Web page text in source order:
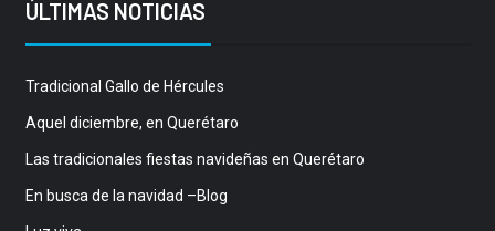
ÚLTIMAS NOTICIAS
Tradicional Gallo de Hércules
Aquel diciembre, en Querétaro
Las tradicionales fiestas navideñas en Querétaro
En busca de la navidad –Blog